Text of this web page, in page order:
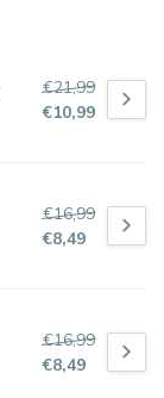
€21,99
€10,99
€16,99
€8,49
€16,99
€8,49